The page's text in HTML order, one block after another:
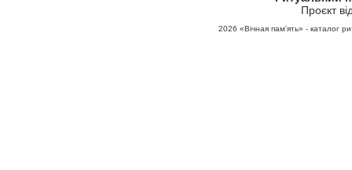
Проєкт
2026 «Вічная пам'ять» - каталог